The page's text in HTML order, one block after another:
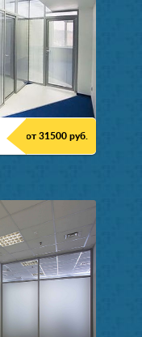
от 31500 руб.